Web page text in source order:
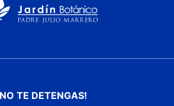
TE DETENGAS!